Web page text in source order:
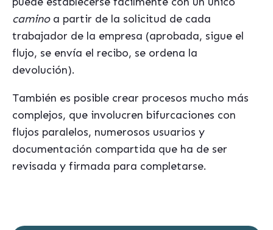
camino a partir de la solicitud de cada
trabajador de la empresa (aprobada, sigue el
flujo, se envía el recibo, se ordena la
devolución).
También es posible crear procesos mucho más
complejos, que involucren bifurcaciones con
flujos paralelos, numerosos usuarios y
documentación compartida que ha de ser
revisada y firmada para completarse.